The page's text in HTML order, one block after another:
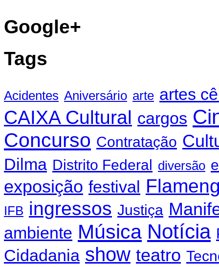
Google+
Tags
Acidentes Aniversário arte artes
CAIXA Cultural cargos
Concurso Contratação
Dilma Distrito Federal diversão
exposição festival
IFB ingressos Justiça
ambiente Música Notícia
Cidadania show teatro